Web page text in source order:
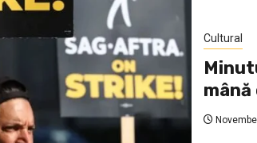
Cultural
mână